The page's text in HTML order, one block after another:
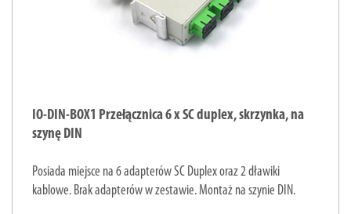
IO-DIN-BOX1 Przełącznica 6 x SC duplex, skrzynka, na
szynę DIN
Posiada miejsce na 6 adapterów SC Duplex oraz 2 dławiki
kablowe. Brak adapterów w zestawie. Montaż na szynie DIN.